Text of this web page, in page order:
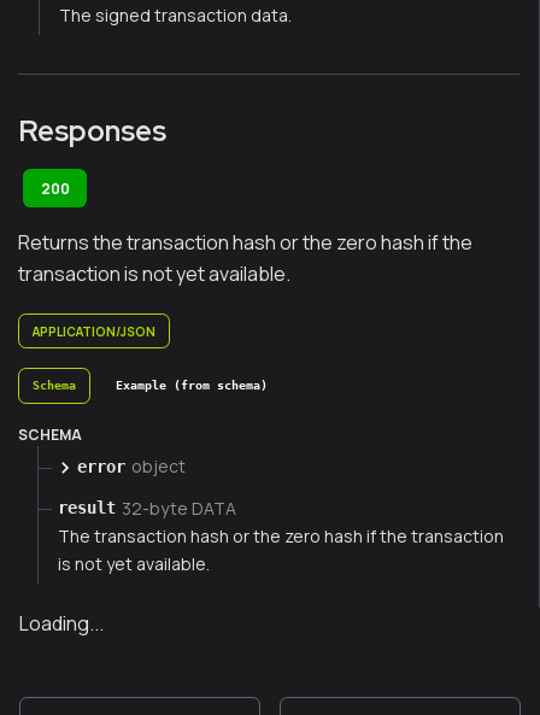
The signed transaction data.
Responses
200
Returns the transaction hash or the zero hash if the
transaction is not yet available.
APPLICATION/JSON
Schema Example (from schema)
SCHEMA
error object
result 32-byte DATA
The transaction hash or the zero hash if the transaction
is not yet available.
Loading...